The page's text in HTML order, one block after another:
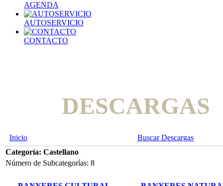
AGENDA
AUTOSERVICIO
CONTACTO
DESCARGAS
Inicio
Buscar Descargas
Categoría: Castellano
Número de Subcategorías: 8